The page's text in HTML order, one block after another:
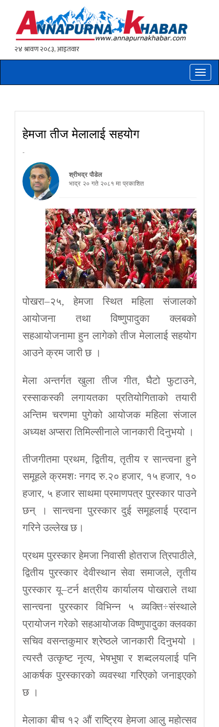
Toggle
हेमजा तीज मेलालाई सहयोग
-
श्रीभद्र पौडेल
भाद्र २० गते २०८१ मा प्रकाशित
पोखरा–२५, हेमजा स्थित महिला संजालको
आयोजना तथा विष्णुपादुका क्लबको
सहआयोजनामा हुन लागेको तीज मेलालाई सहयोग
आउने क्रम जारी छ ।
मेला अन्तर्गत खुला तीज गीत, घैटो फुटाउने,
रस्साकस्की लगायतका प्रतियोगिताको तयारी
अन्तिम चरणमा पुगेको आयोजक महिला संजाल
अध्यक्ष अप्सरा तिमिल्सीनाले जानकारी दिनुभयो ।
तीजगीतमा प्रथम, द्वितीय, तृतीय र सान्त्वना हुने
समूहले क्रमशः नगद रु.२० हजार, १५ हजार, १०
हजार, ५ हजार साथमा प्रमाणपत्र पुरस्कार पाउने
छन् । सान्त्वना पुरस्कार दुई समूहलाई प्रदान
गरिने उल्लेख छ।
प्रथम पुरस्कार हेमजा निवासी होतराज त्रिपाठीले,
द्वितीय पुरस्कार देवीस्थान सेवा समाजले, तृतीय
पुरस्कार यू–टर्न क्षत्रीय कार्यालय पोखराले तथा
सान्त्वना पुरस्कार विभिन्न ५ व्यक्ति÷संस्थाले
प्रायोजन गरेको सहआयोजक विष्णुपादुका क्लवका
सचिव वसन्तकुमार श्रेष्ठले जानकारी दिनुभयो ।
त्यस्तै उत्कृष्ट नृत्य, भेषभुषा र शब्दलयलाई पनि
आकर्षक पुरस्कारको व्यवस्था गरिएको जनाइएको
छ ।
मेलाका बीच १२ औं राष्ट्रिय हेमजा आलु महोत्सव